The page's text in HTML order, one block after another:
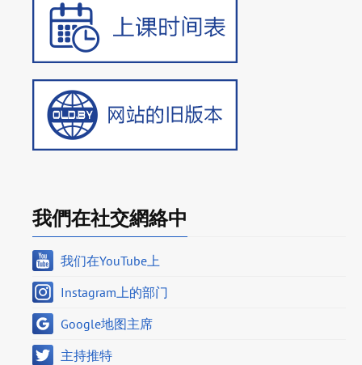
我們在社交網絡中
我们在YouTube上
Instagram上的部门
Google地图主席
主持推特